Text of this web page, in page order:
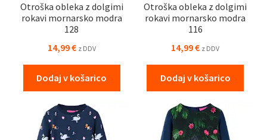
Otroška obleka z dolgimi
rokavi mornarsko modra
128
14,99€ z DDV
Dodaj v košarico
Otroška obleka z dolgimi
rokavi mornarsko modra
116
14,99€ z DDV
Dodaj v košarico